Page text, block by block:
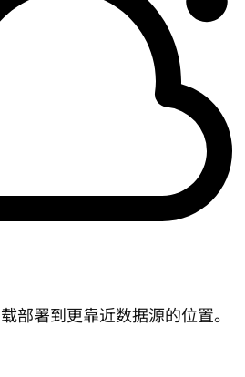
部署到更靠近数据源的位置。